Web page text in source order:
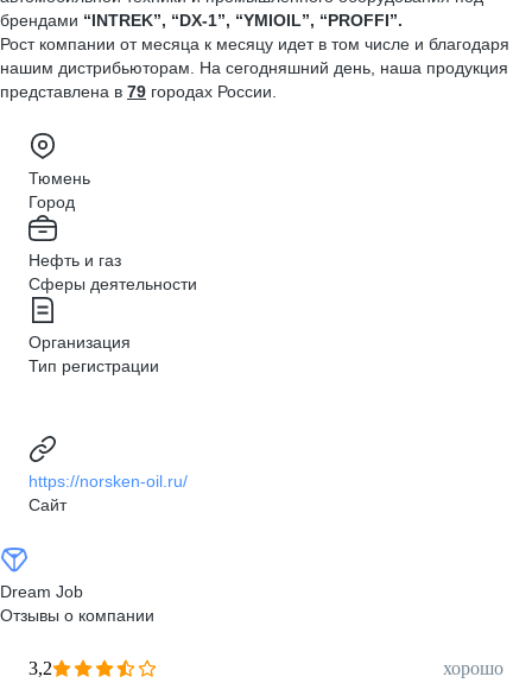
брендами “INTREK”, “DX-1”, “YMIOIL”, “PROFFI”.
Рост компании от месяца к месяцу идет в том числе и благодаря
нашим дистрибьюторам. На сегодняшний день, наша продукция
представлена в 79 городах России.
Тюмень
Город
Нефть и газ
Сферы деятельности
Организация
Тип регистрации
https://norsken-oil.ru/
Сайт
Dream Job
Отзывы о компании
3,2
хорошо